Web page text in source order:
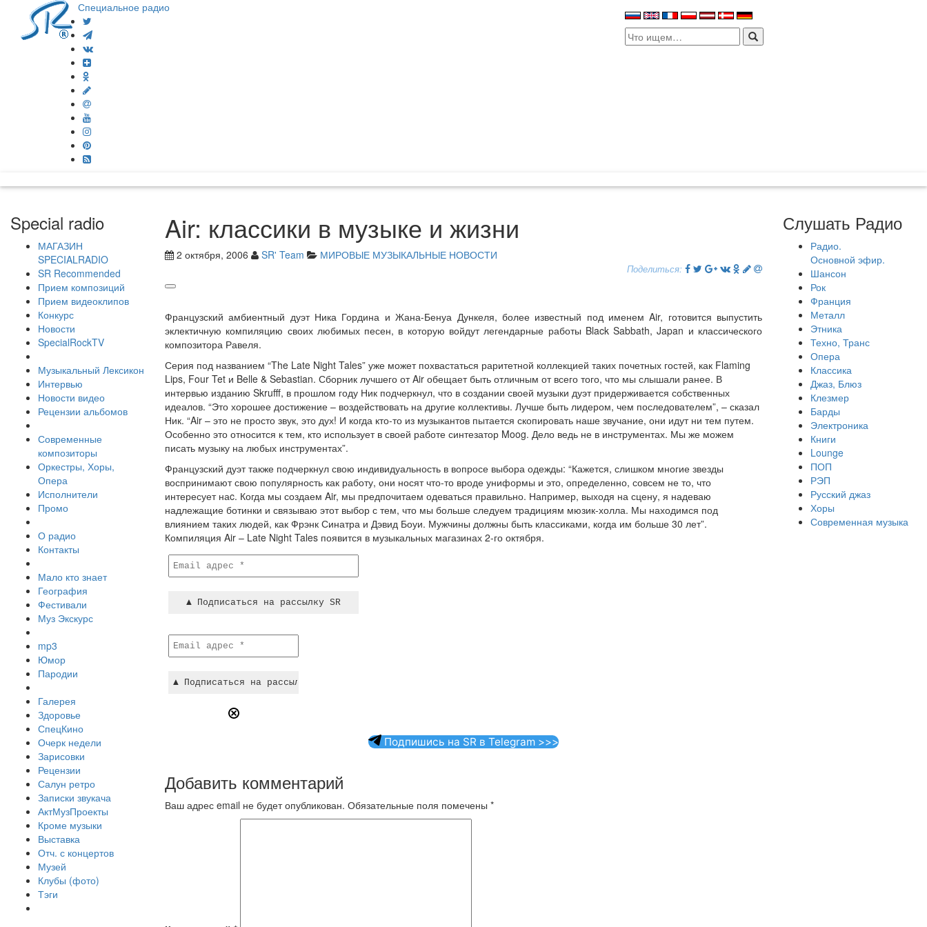
Специальное радио
Search
for:
Special radio
МАГАЗИН
SPECIALRADIO
SR Recommended
Прием композиций
Прием видеоклипов
Конкурс
Новости
SpecialRockTV
Музыкальный Лексикон
Интервью
Новости видео
Рецензии альбомов
Современные
композиторы
Оркестры, Хоры,
Опера
Исполнители
Промо
О радио
Контакты
Мало кто знает
География
Фестивали
Муз Экскурс
mp3
Юмор
Пародии
Галерея
Здоровье
СпецКино
Очерк недели
Зарисовки
Рецензии
Салун ретро
Записки звукача
АктМузПроекты
Кроме музыки
Выставка
Отч. с концертов
Музей
Клубы (фото)
Тэги
Air: классики в музыке и жизни
2 октября, 2006 SR' Team МИРОВЫЕ МУЗЫКАЛЬНЫЕ НОВОСТИ
Поделиться:
Французский амбиентный дуэт Ника Гордина и Жана-Бенуа Дункеля, более известный под именем Air, готовится выпустить
эклектичную компиляцию своих любимых песен, в которую войдут легендарные работы Black Sabbath, Japan и классического
композитора Равеля.
Серия под названием “The Late Night Tales” уже может похвастаться раритетной коллекцией таких почетных гостей, как Flaming
Lips, Four Tet и Belle & Sebastian. Сборник лучшего от Air обещает быть отличным от всего того, что мы слышали ранее. В
интервью изданию Skrufff, в прошлом году Ник подчеркнул, что в создании своей музыки дуэт придерживается собственных
идеалов. “Это хорошее достижение – воздействовать на другие коллективы. Лучше быть лидером, чем последователем”, – сказал
Ник. “Air – это не просто звук, это дух! И когда кто-то из музыкантов пытается скопировать наше звучание, они идут ни тем путем.
Особенно это относится к тем, кто использует в своей работе синтезатор Moog. Дело ведь не в инструментах. Мы же можем
писать музыку на любых инструментах”.
Французский дуэт также подчеркнул свою индивидуальность в вопросе выбора одежды: “Кажется, слишком многие звезды
воспринимают свою популярность как работу, они носят что-то вроде униформы и это, определенно, совсем не то, что
интересует наc. Когда мы создаем Air, мы предпочитаем одеваться правильно. Например, выходя на сцену, я надеваю
надлежащие ботинки и связываю этот выбор с тем, что мы больше следуем традициям мюзик-холла. Мы находимся под
влиянием таких людей, как Фрэнк Синатра и Дэвид Боуи. Мужчины должны быть классиками, когда им больше 30 лет”.
Компиляция Air – Late Night Tales появится в музыкальных магазинах 2-го октября.
Подпишись на SR в Telegram >>>
Добавить комментарий
Ваш адрес email не будет опубликован. Обязательные поля помечены *
Слушать Радио
Радио.
Основной эфир.
Шансон
Рок
Франция
Металл
Этника
Техно, Транс
Опера
Классика
Джаз, Блюз
Клезмер
Барды
Электроника
Книги
Lounge
ПОП
РЭП
Русский джаз
Хоры
Современная музыка